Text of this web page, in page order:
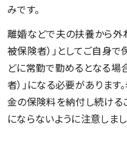
みです。
離婚などで夫の扶養から外
被保険者）」としてご自身
どに常勤で勤めるとなる場
者）」になる必要がありま
金の保険料を納付し続ける
にならないように注意しまし